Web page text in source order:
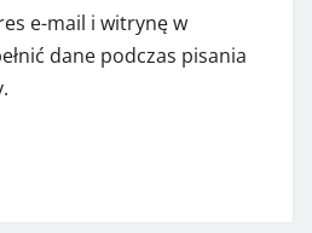
e-mail i witrynę w
dane podczas pisania